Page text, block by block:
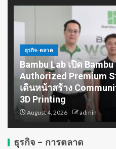
บร
ส
3
ได้
เต
เงิ
ธุรกิจ-ตลาด
Bambu Lab เปิด
Authorized Premium
เดินหน้าสร้าง
3D Printing
August 4, 2026 admin
ธุรกิจ - การตลาด